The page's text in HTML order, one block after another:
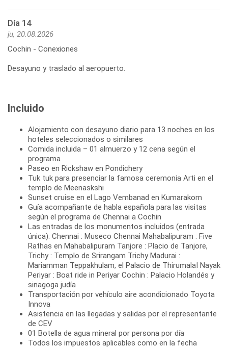
Día 14
ju, 20.08.2026
Cochin - Conexiones
Desayuno y traslado al aeropuerto.
Incluido
Alojamiento con desayuno diario para 13 noches en los
hoteles seleccionados o similares
Comida incluida – 01 almuerzo y 12 cena según el
programa
Paseo en Rickshaw en Pondichery
Tuk tuk para presenciar la famosa ceremonia Arti en el
templo de Meenaskshi
Sunset cruise en el Lago Vembanad en Kumarakom
Guía acompañante de habla española para las visitas
según el programa de Chennai a Cochin
Las entradas de los monumentos incluidos (entrada
única): Chennai : Museco Chennai Mahabalipuram : Five
Rathas en Mahabalipuram Tanjore : Placio de Tanjore,
Trichy : Templo de Srirangam Trichy Madurai :
Mariamman Teppakhulam, el Palacio de ThirumalaI Nayak
Periyar : Boat ride in Periyar Cochin : Palacio Holandés y
sinagoga judía
Transportación por vehículo aire acondicionado Toyota
Innova
Asistencia en las llegadas y salidas por el representante
de CEV
01 Botella de agua mineral por persona por día
Todos los impuestos aplicables como en la fecha